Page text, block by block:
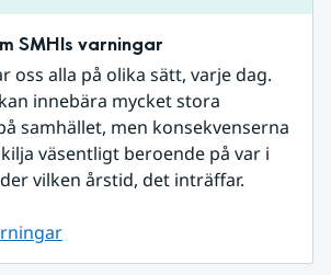
SMHIs varningar
oss alla på olika sätt, varje dag.
innebära mycket stora
samhället, men konsekvenserna
väsentligt beroende på var i
vilken årstid, det inträffar.